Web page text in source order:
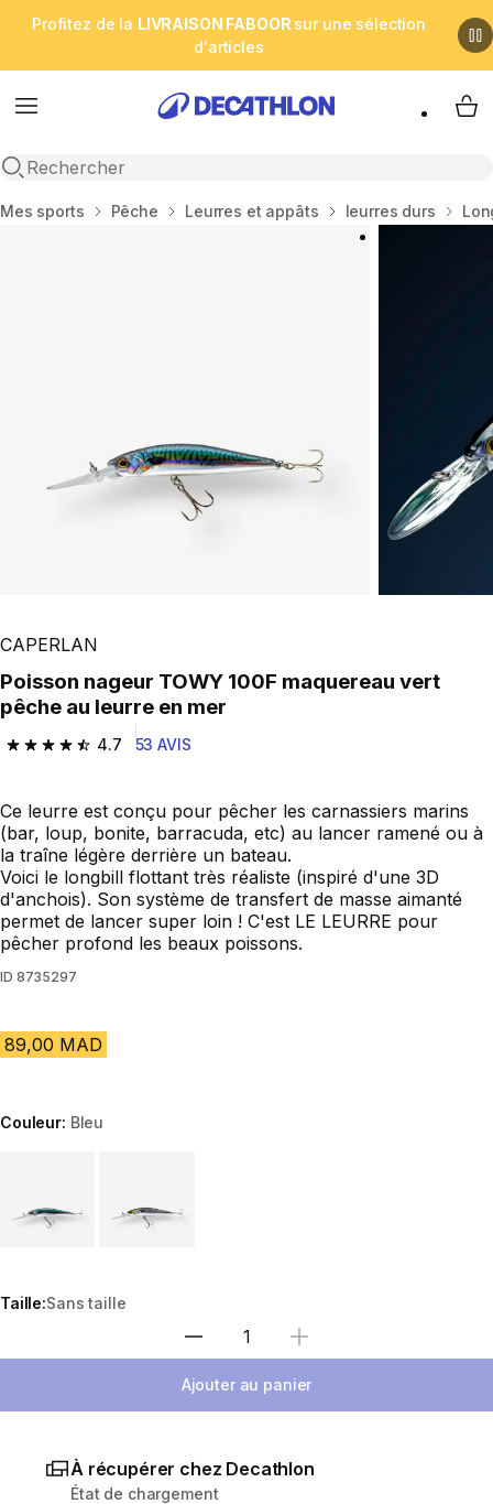
Profitez de la LIVRAISON FABOOR sur une sélection
d'articles
Menu
Open search
My
Accueil
Mes sports Pêche Leurres et appâts leurres durs
CAPERLAN
Poisson nageur TOWY 100F maquereau vert
pêche au leurre en mer
4.7
4.7 out of 5 stars from 53 reviews
53 AVIS
Ce leurre est conçu pour pêcher les carnassiers marins
(bar, loup, bonite, barracuda, etc) au lancer ramené ou à
la traîne légère derrière un bateau.
Voici le longbill flottant très réaliste (inspiré d'une 3D
d'anchois). Son système de transfert de masse aimanté
permet de lancer super loin ! C'est LE LEURRE pour
pêcher profond les beaux poissons.
ID 8735297
89,00 MAD
Couleur: Bleu
Taille:Sans taille
Sélectionnez la quantité
Ajouter au panier
À récupérer chez Decathlon
État de chargement